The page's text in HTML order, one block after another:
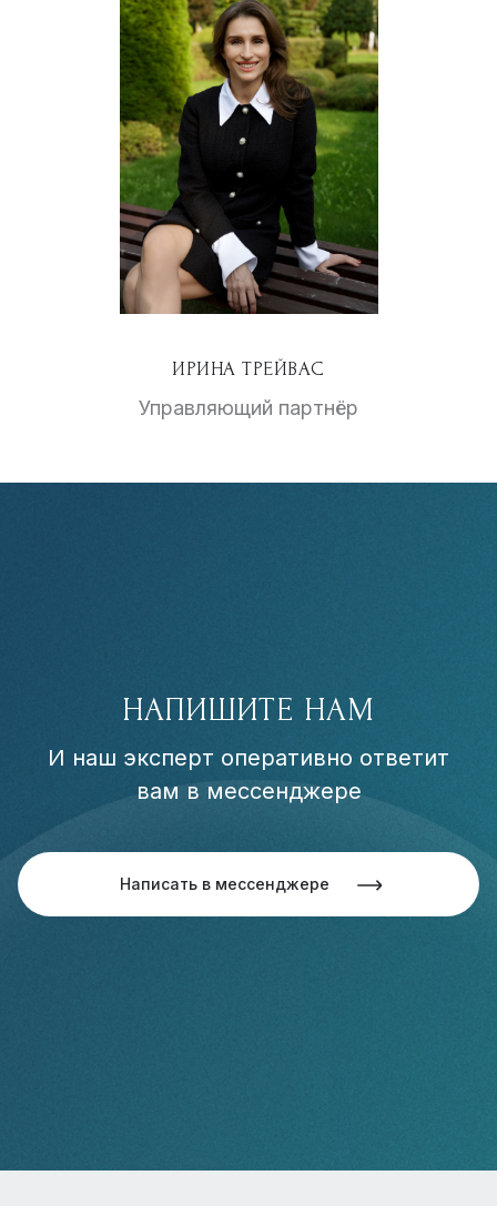
ИРИНА ТРЕЙВАС
Управляющий партнёр
НАПИШИТЕ НАМ
И наш эксперт оперативно ответит
вам в мессенджере
Написать в мессенджере